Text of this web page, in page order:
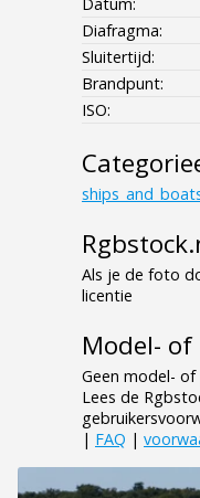
Diafragma:
Sluitertijd:
Brandpunt:
ISO:
Als je de foto
licentie
Model-
Geen model-
Lees de
| FAQ |